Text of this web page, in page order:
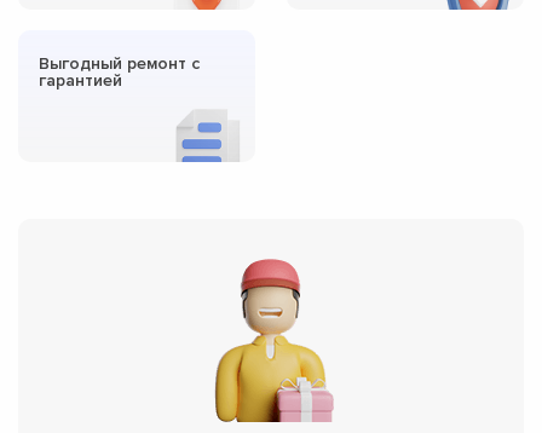
Выгодный ремонт с
гарантией